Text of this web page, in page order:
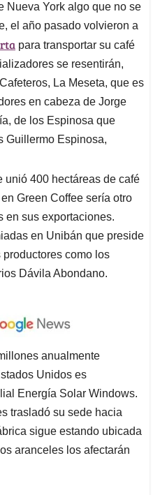
Nueva York algo que no se
el año pasado volvieron a
para transportar su café
se resentirán,
La Meseta, que es
en cabeza de Jorge
de los Espinosa que
Guillermo Espinosa,
unió 400 hectáreas de café
Green Coffee sería otro
en sus exportaciones.
en Unibán que preside
como los
Dávila Abondano.
anualmente
Unidos es
Energía Solar Windows.
trasladó su sede hacia
sigue estando ubicada
aranceles los afectarán